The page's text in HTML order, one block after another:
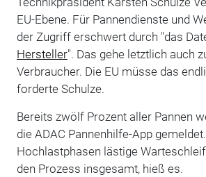
EU-Ebene. Für Pannendienste und
der Zugriff erschwert durch "das
Hersteller". Das gehe letztlich auch
Verbraucher. Die EU müsse das
forderte Schulze.
Bereits zwölf Prozent aller Pannen
die ADAC Pannenhilfe-App
Hochlastphasen lästige
den Prozess insgesamt, hieß es.